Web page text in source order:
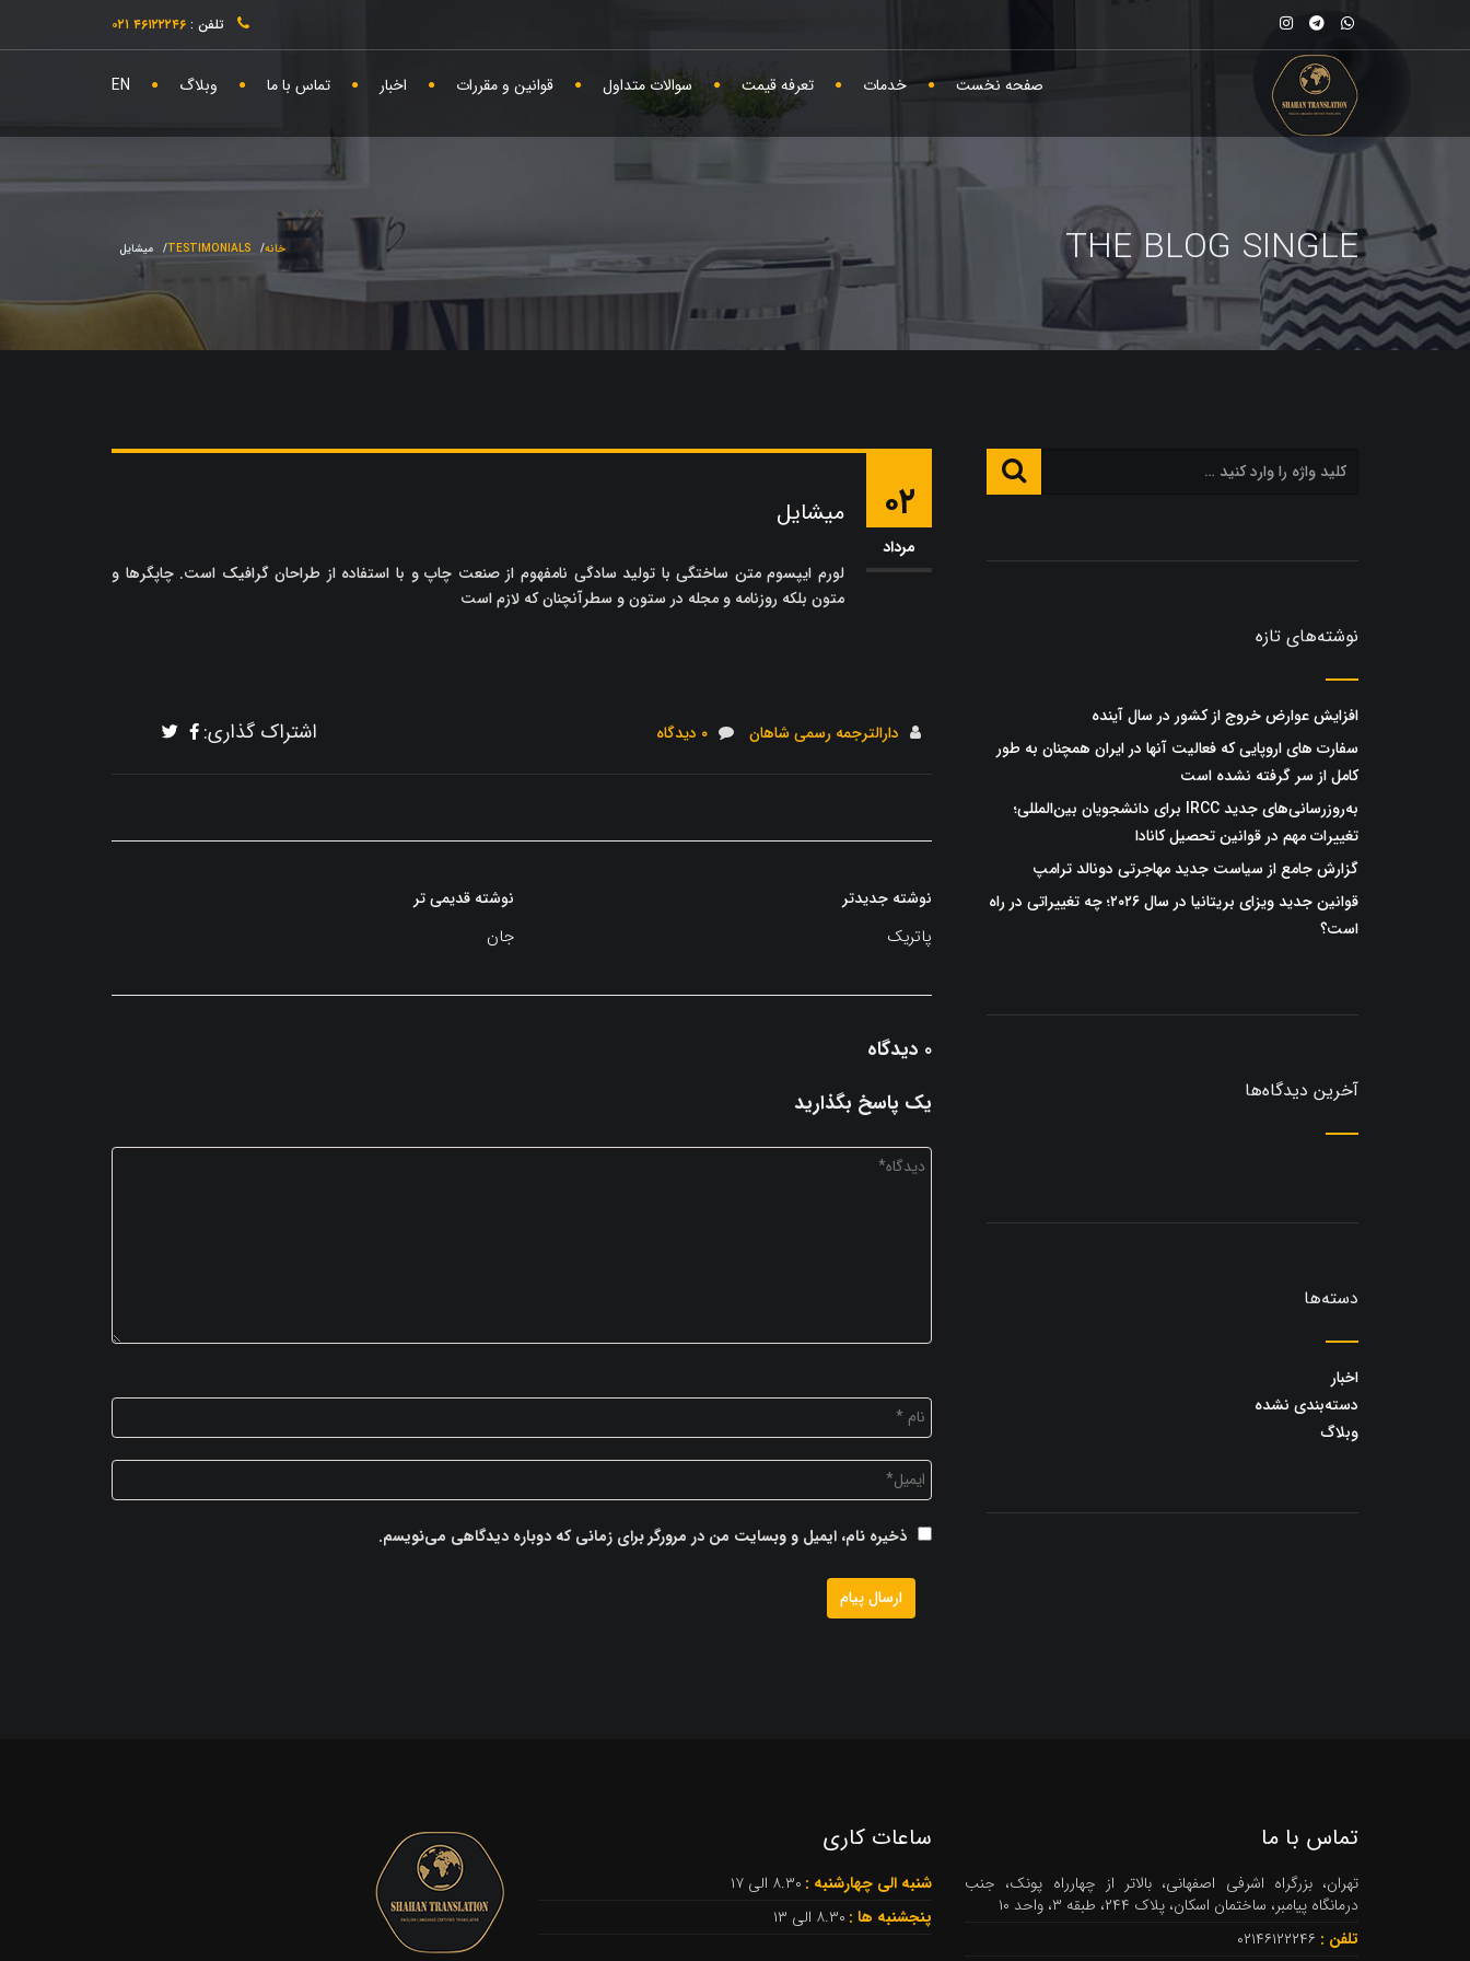
تلفن : ۴۶۱۲۲۲۴۶ ۰۲۱
صفحه نخست خدمات تعرفه قیمت سوالات متداول قوانین و مقررات اخبار تماس با ما وبلاگ EN
THE BLOG SINGLE خانه TESTIMONIALS میشایل
۰۲
مرداد
میشایل
لورم ایپسوم متن ساختگی با تولید سادگی نامفهوم از صنعت چاپ و با استفاده از طراحان گرافیک است. چاپگرها و
متون بلکه روزنامه و مجله در ستون و سطرآنچنان که لازم است
دارالترجمه رسمی شاهان ۰ دیدگاه اشتراک گذاری:
راهبری
نوشته
نوشته قدیمی تر
جان
نوشته جدیدتر
پاتریک
۰ دیدگاه
یک پاسخ بگذارید
ذخیره نام، ایمیل و وبسایت من در مرورگر برای زمانی که دوباره دیدگاهی می‌نویسم.
نوشته‌های تازه
افزایش عوارض خروج از کشور در سال آینده
سفارت های اروپایی که فعالیت آنها در ایران همچنان به طور
کامل از سر گرفته نشده است
به‌روزرسانی‌های جدید IRCC برای دانشجویان بین‌المللی؛
تغییرات مهم در قوانین تحصیل کانادا
گزارش جامع از سیاست جدید مهاجرتی دونالد ترامپ
قوانین جدید ویزای بریتانیا در سال ۲۰۲۶؛ چه تغییراتی در راه
است؟
آخرین دیدگاه‌ها
دسته‌ها
اخبار
دسته‌بندی نشده
وبلاگ
ساعات کاری
شنبه الی چهارشنبه : ۸.۳۰ الی ۱۷
پنجشنبه ها : ۸.۳۰ الی ۱۳
تماس با ما
تهران، بزرگراه اشرفی اصفهانی، بالاتر از چهارراه پونک، جنب
درمانگاه پیامبر، ساختمان اسکان، پلاک ۲۴۴، طبقه ۳، واحد ۱۰
تلفن : ۰۲۱۴۶۱۲۲۲۴۶